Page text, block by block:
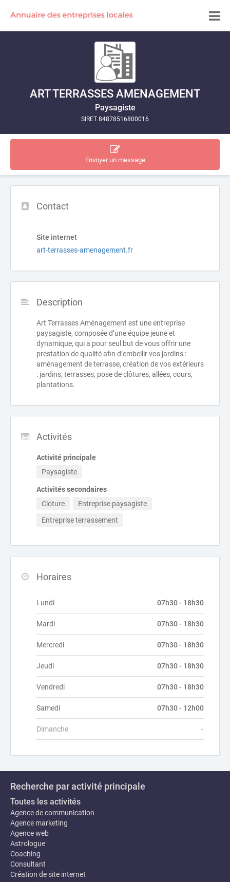
ART TERRASSES AMENAGEMENT
Paysagiste
SIRET 84878516800016
Envoyer un message
Contact
Site internet
art-terrasses-amenagement.fr
Description
Art Terrasses Aménagement est une entreprise
paysagiste, composée d’une équipe jeune et
dynamique, qui a pour seul but de vous offrir une
prestation de qualité afin d’embellir vos jardins :
aménagement de terrasse, création de vos extérieurs
: jardins, terrasses, pose de clôtures, allées, cours,
plantations.
Activités
Activité principale
Paysagiste
Activités secondaires
Cloture
Entreprise paysagiste
Entreprise terrassement
Horaires
Lundi 07h30 - 18h30
Mardi 07h30 - 18h30
Mercredi 07h30 - 18h30
Jeudi 07h30 - 18h30
Vendredi 07h30 - 18h30
Samedi 07h30 - 12h00
Dimanche -
Recherche par activité principale
Toutes les activités
Agence de communication
Agence marketing
Agence web
Astrologue
Coaching
Consultant
Création de site internet